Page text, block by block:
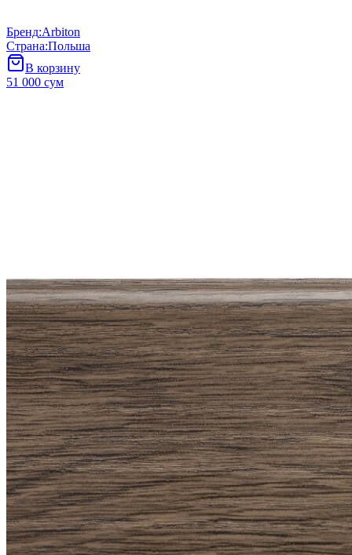
Бренд:Arbiton
Страна:Польша
В корзину
51 000 сум